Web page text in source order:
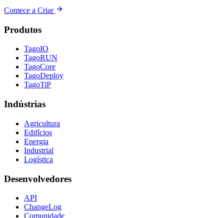
Comece a Criar
Produtos
TagoIO
TagoRUN
TagoCore
TagoDeploy
TagoTiP
Indústrias
Agricultura
Edifícios
Energia
Industrial
Logística
Desenvolvedores
API
ChangeLog
Comunidade